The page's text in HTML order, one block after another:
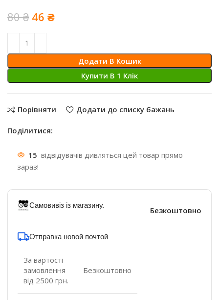
80₴ Оригінальна
46 ₴Поточна
Додати В Кошик
Купити В 1 Клiк
Порівняти Додати до списку бажань
Поділитися:
15 відвідувачів дивляться цей товар прямо
зараз!
Самовивіз із магазину.
Безкоштовно
Отправка новой почтой
За вартості
замовлення
від 2500 грн.
Безкоштовно